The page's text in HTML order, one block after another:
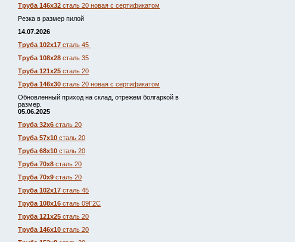
Труба 146х32 сталь 20 новая с сертификатом
Резка в размер пилой
14.07.2026
Труба 102х17 сталь 45
Труба 108х28 сталь 35
Труба 121х25 сталь 20
Труба 146х30 сталь 20 новая с сертификатом
Обновленный приход на склад, отрежем болгаркой в
размер.
05.06.2025
Труба 32х6 сталь 20
Труба 57х10 сталь 20
Труба 68х10 сталь 20
Труба 70х8 сталь 20
Труба 70х9 сталь 20
Труба 102х17 сталь 45
Труба 108х16 сталь 09Г2С
Труба 121х25 сталь 20
Труба 146х10 сталь 20